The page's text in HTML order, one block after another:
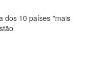
dos 10 países "mais